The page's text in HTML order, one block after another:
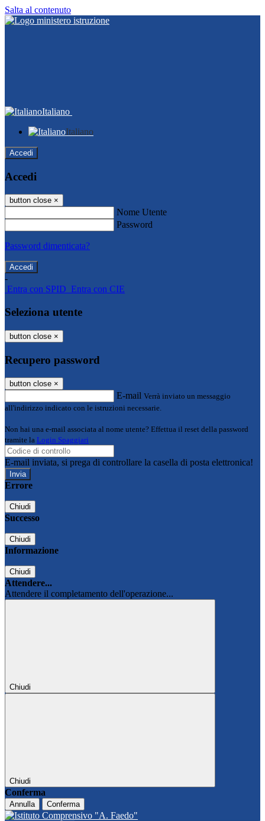
Salta al contenuto
Italiano
Italiano
Accedi
Accedi
button close ×
Nome Utente
Password
Password dimenticata?
-
Entra con SPID Entra con CIE
Seleziona utente
button close ×
Recupero password
button close ×
E-mail Verrà inviato un messaggio
all'indirizzo indicato con le istruzioni necessarie.
Non hai una e-mail associata al nome utente? Effettua il reset della password
tramite la Login Spaggiari
E-mail inviata, si prega di controllare la casella di posta elettronica!
Errore
Chiudi
Successo
Chiudi
Informazione
Chiudi
Attendere...
Attendere il completamento dell'operazione...
Chiudi
Chiudi
Conferma
Annulla Conferma